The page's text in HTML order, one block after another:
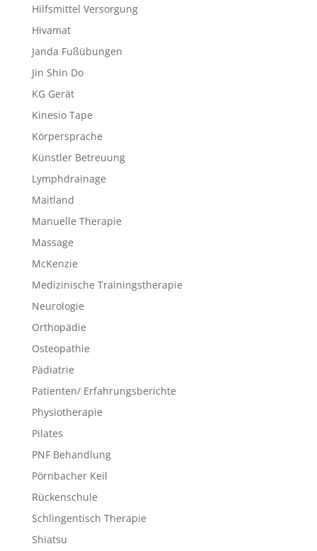
Hilfsmittel Versorgung
Hivamat
Janda Fußübungen
Jin Shin Do
KG Gerät
Kinesio Tape
Körpersprache
Künstler Betreuung
Lymphdrainage
Maitland
Manuelle Therapie
Massage
McKenzie
Medizinische Trainingstherapie
Neurologie
Orthopädie
Osteopathie
Pädiatrie
Patienten/ Erfahrungsberichte
Physiotherapie
Pilates
PNF Behandlung
Pörnbacher Keil
Rückenschule
Schlingentisch Therapie
Shiatsu